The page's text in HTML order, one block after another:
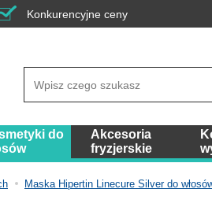
Konkurencyjne ceny
do
Akcesoria
fryzjerskie
Maska Hipertin Linecure Silver do